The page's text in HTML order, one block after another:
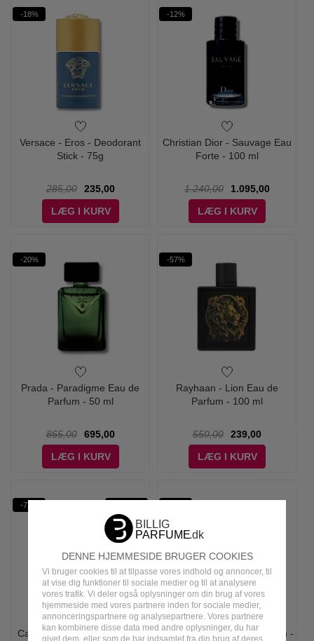
DENNE HJEMMESIDE BRUGER COOKIES
Vi bruger cookies til at tilpasse vores indhold og annoncer, til
at vise dig funktioner til sociale medier og til at analysere
vores trafik. Vi deler også oplysninger om din brug af vores
hjemmeside med vores partnere inden for sociale medier,
annonceringspartnere og analysepartnere. Vores partnere
kan kombinere disse data med andre oplysninger, du har
givet dem, eller som de har indsamlet fra din brug af deres
-18%
Versace - Eros - Deodorant
Stick - 75g
285,00
235,00
LÆG I KURV
-12%
Christian Dior - Sauvage Eau
Forte - 100 ml
1.240,00
1.095,00
LÆG I KURV
-20%
Prada - Paradigme Eau de
Parfum - 50 ml
865,00
695,00
LÆG I KURV
-57%
Rayhaan - Lion Eau de
Parfum - 100 ml
550,00
239,00
LÆG I KURV
-72%
Calvin Klein - CK IN2U Him - Antonio Banderas - The Icon -